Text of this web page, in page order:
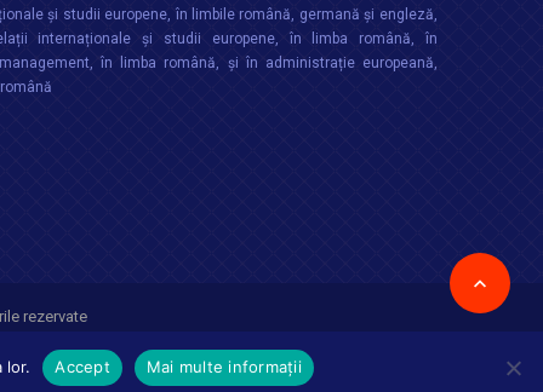
şi studii europene, în limbile română, germană și engleză,
internaționale și studii europene, în limba română, în
în limba română, și în administrație europeană,
rezervate
lor. Accept Mai multe informații